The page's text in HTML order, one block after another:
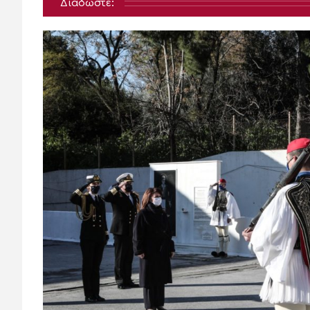
Διαδώστε: